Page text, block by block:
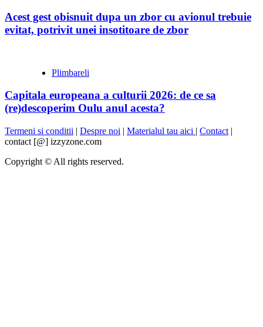
Acest gest obisnuit dupa un zbor cu avionul trebuie
evitat, potrivit unei insotitoare de zbor
Plimbareli
Capitala europeana a culturii 2026: de ce sa
(re)descoperim Oulu anul acesta?
Termeni si conditii | Despre noi | Materialul tau aici | Contact |
contact [@] izzyzone.com
Copyright © All rights reserved.